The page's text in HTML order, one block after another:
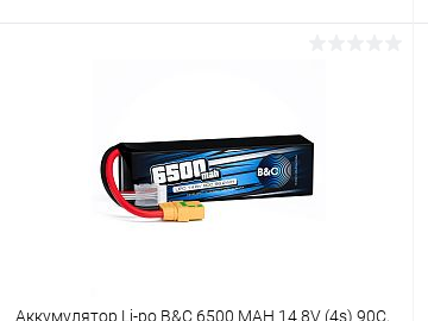
В избранное Сравнение
Аккумулятор Li-po B&C 6500 MAH 14.8V (4s) 90C,